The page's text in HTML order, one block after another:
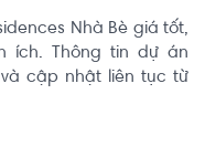
Nhà Bè giá tốt,
ích. Thông tin dự án
và cập nhật liên tục từ